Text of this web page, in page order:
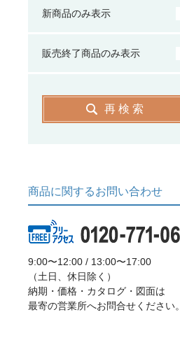
新商品のみ表示
販売終了商品のみ表示
再検索
商品に関するお問い合わせ
9:00〜12:00 / 13:00〜17:00
（土日、休日除く）
納期・価格・カタログ・図面は
最寄の営業所へお問合せください。